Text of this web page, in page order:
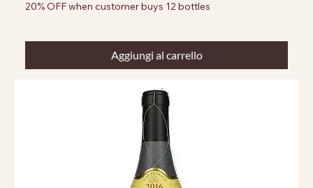
20% OFF when customer buys 12 bottles
Aggiungi al carrello